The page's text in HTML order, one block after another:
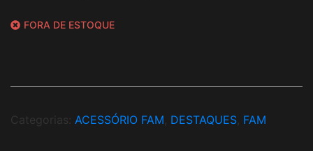
FORA DE ESTOQUE
Categorias: ACESSÓRIO FAM DESTAQUES FAM